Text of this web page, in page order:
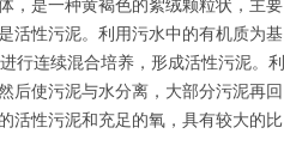
，是一种黄褐色的絮绒颗粒状，主要
活性污泥。利用污水中的有机质为基
行连续混合培养，形成活性污泥。利
后使污泥与水分离，大部分污泥再回
活性污泥和充足的氧，具有较大的比